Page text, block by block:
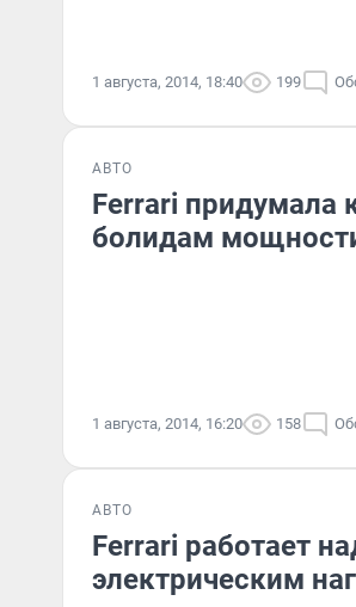
1 августа, 2014, 18:40 199
АВТО
Ferrari придумала
болидам
1 августа, 2014, 16:20 158
АВТО
Ferrari работает
электрическим